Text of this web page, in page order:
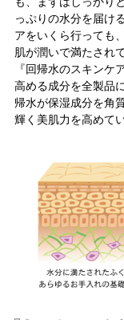
っぷりの水分を届け
アをいくら行っても
肌が潤いで満たされ
『回帰水のスキンケ
高める成分を全製品
帰水が保湿成分を角
輝く美肌力を高めて